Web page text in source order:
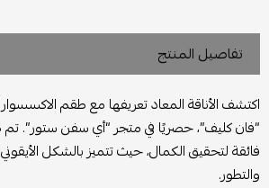
تفاصيل المنتج
اكتشف الأناقة المعاد تعريفها مع طقم
“فان كليف”، حصريًا في متجر “أي سفن ستور”.
فائقة لتحقيق الكمال، حيث تتميز بالشكل
والتطور.